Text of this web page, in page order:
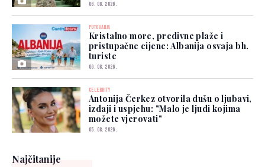
06. 08. 2026.
PUTOVANJA
Kristalno more, predivne plaže i
pristupačne cijene: Albanija osvaja bh.
turiste
06. 08. 2026.
CELEBRITY
Antonija Čerkez otvorila dušu o ljubavi,
izdaji i uspjehu: "Malo je ljudi kojima
možete vjerovati"
05. 08. 2026.
Najčitanije